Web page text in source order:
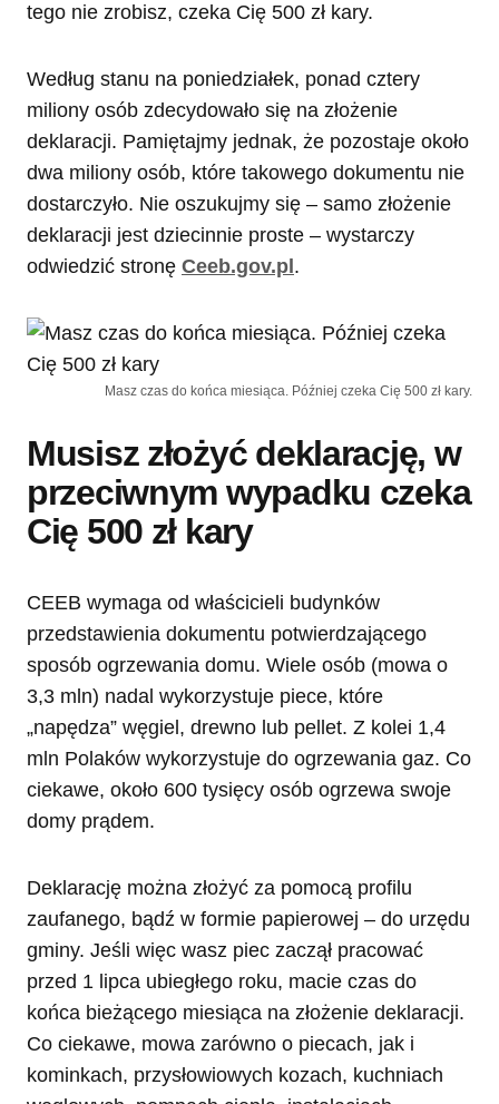
tego nie zrobisz, czeka Cię 500 zł kary.
Według stanu na poniedziałek, ponad cztery
miliony osób zdecydowało się na złożenie
deklaracji. Pamiętajmy jednak, że pozostaje około
dwa miliony osób, które takowego dokumentu nie
dostarczyło. Nie oszukujmy się – samo złożenie
deklaracji jest dziecinnie proste – wystarczy
odwiedzić stronę Ceeb.gov.pl .
Masz czas do końca miesiąca. Później czeka Cię 500 zł kary.
Musisz złożyć deklarację, w
przeciwnym wypadku czeka
Cię 500 zł kary
CEEB wymaga od właścicieli budynków
przedstawienia dokumentu potwierdzającego
sposób ogrzewania domu. Wiele osób (mowa o
3,3 mln) nadal wykorzystuje piece, które
„napędza” węgiel, drewno lub pellet. Z kolei 1,4
mln Polaków wykorzystuje do ogrzewania gaz. Co
ciekawe, około 600 tysięcy osób ogrzewa swoje
domy prądem.
Deklarację można złożyć za pomocą profilu
zaufanego, bądź w formie papierowej – do urzędu
gminy. Jeśli więc wasz piec zaczął pracować
przed 1 lipca ubiegłego roku, macie czas do
końca bieżącego miesiąca na złożenie deklaracji.
Co ciekawe, mowa zarówno o piecach, jak i
kominkach, przysłowiowych kozach, kuchniach